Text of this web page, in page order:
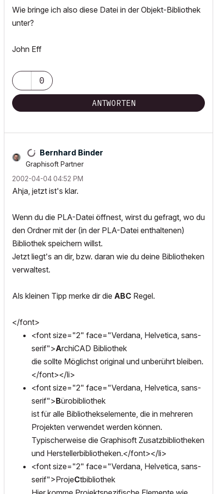
Wie bringe ich also diese Datei in der Objekt-Bibliothek
unter?
John Eff
0
ANTWORTEN
Bernhard Binder
Graphisoft Partner
‎2002-04-0404:52 PM
Ahja, jetzt ist's klar.
Wenn du die PLA-Datei öffnest, wirst du gefragt, wo du
den Ordner mit der (in der PLA-Datei enthaltenen)
Bibliothek speichern willst.
Jetzt liegt's an dir, bzw. daran wie du deine Bibliotheken
verwaltest.
Als kleinen Tipp merke dir die ABC Regel.
</font>
<font size="2" face="Verdana, Helvetica, sans-
serif">ArchiCAD Bibliothek
die sollte Möglichst original und unberührt bleiben.
</font></li>
<font size="2" face="Verdana, Helvetica, sans-
serif">Bürobibliothek
ist für alle Bibliothekselemente, die in mehreren
Projekten verwendet werden können.
Typischerweise die Graphisoft Zusatzbibliotheken
und Herstellerbibliotheken.</font></li>
<font size="2" face="Verdana, Helvetica, sans-
serif">ProjeCtbibliothek